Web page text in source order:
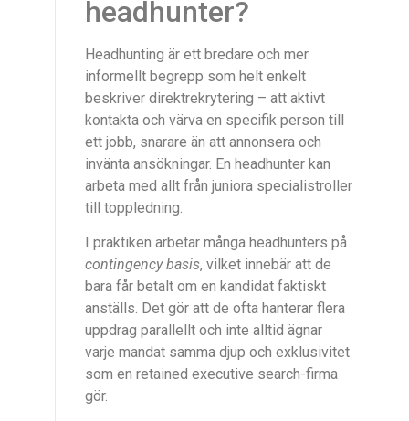
headhunter?
Headhunting är ett bredare och mer
informellt begrepp som helt enkelt
beskriver direktrekrytering – att aktivt
kontakta och värva en specifik person till
ett jobb, snarare än att annonsera och
invänta ansökningar. En headhunter kan
arbeta med allt från juniora specialistroller
till toppledning.
I praktiken arbetar många headhunters på
contingency basis, vilket innebär att de
bara får betalt om en kandidat faktiskt
anställs. Det gör att de ofta hanterar flera
uppdrag parallellt och inte alltid ägnar
varje mandat samma djup och exklusivitet
som en retained executive search-firma
gör.